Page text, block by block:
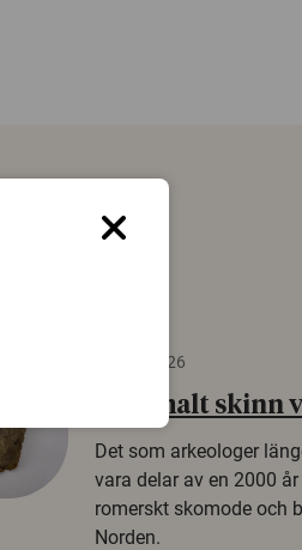
22 juni 2026
Gammalt skinn
Det som arkeologer
vara delar av en 2000
romerskt skomode och
Norden.